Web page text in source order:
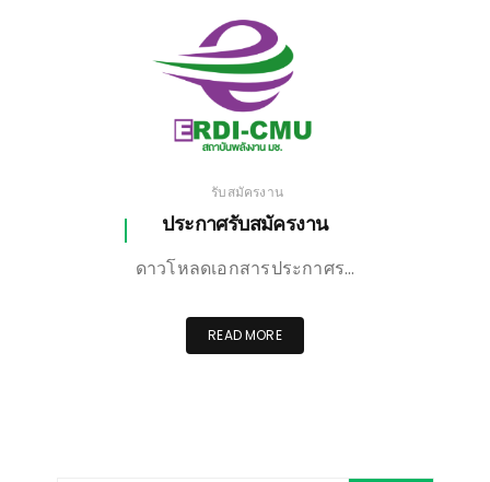
รับสมัครงาน
ประกาศรับสมัครงาน
ดาวโหลดเอกสารประกาศร…
READ MORE